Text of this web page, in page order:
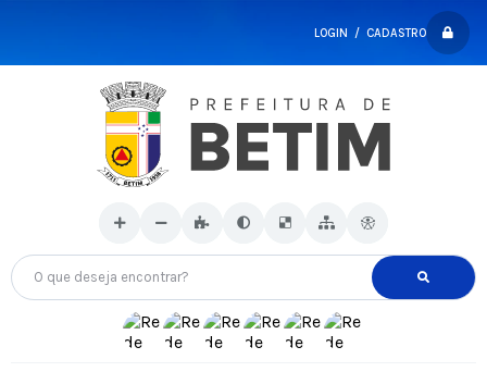
LOGIN / CADASTRO
O que deseja encontrar?